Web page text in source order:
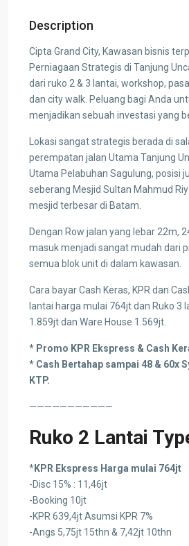
Description
Cipta Grand City, Kawasan bisnis
Perniagaan Strategis di Tanjung
dari ruko 2 & 3 lantai, workshop,
dan city walk. Peluang bagi Anda
menjadikan sebuah investasi yang
Lokasi sangat strategis berada di
perempatan jalan Utama Tanjung
Utama Pelabuhan Sagulung, posisi
seberang Mesjid Sultan Mahmud
mesjid terbesar di Batam.
Dengan Row jalan yang lebar 22m,
masuk menjadi sangat mudah dari
semua blok unit di dalam kawasan.
Cara bayar Cash Keras, KPR dan
lantai harga mulai 764jt dan Ruko 3
1.859jt dan Ware House 1.569jt.
* Promo KPR Ekspress & Cash
* Cash Bertahap sampai 48 & 60x
KTP.
———————————
Ruko 2 Lantai
*KPR Ekspress Harga mulai 764jt
-Disc 15% : 11,46jt
-Booking 10jt
-KPR 639,4jt Asumsi KPR 7%
-Angs 5,75jt 15thn & 7,42jt 10thn